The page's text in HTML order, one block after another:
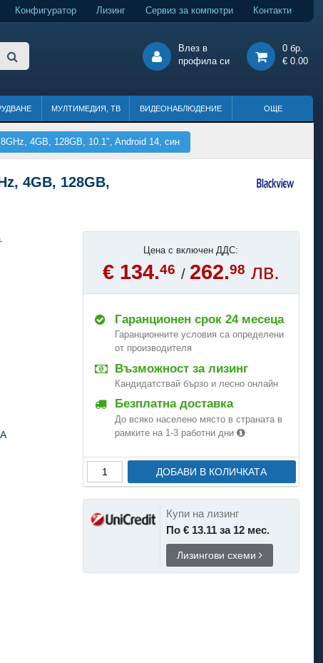
Конфигуратор Лизинг Сервиз за компютри Контакти
Влез в
профила си
0 бр.
€ 0.00
МУЛТИМЕДИЯ, ТВ ВИДЕОНАБЛЮДЕНИЕ ОЩЕ
4GB, 128GB, 10.1", Android 14, син
4GB, 128GB,
Цена с включен ДДС:
€ 134.46 / 262.98 лв.
Гаранционен срок 24 месеца
Гаранционните условия са определени
от производителя
Възможност за лизинг
Кандидатствай бързо и лесно онлайн
Безплатна доставка
До всяко населено място в страната в
рамките на 1-3 работни дни
ДОБАВИ В КОЛИЧКАТА
Купи на лизинг
По € 13.11 за 12 мес.
Лизингови схеми